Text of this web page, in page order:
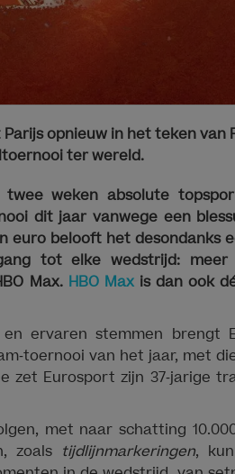
opnieuw in het teken van
ter wereld.
twee weken absolute
dit jaar vanwege een
euro belooft het desondanks
tot elke wedstrijd: meer
Max. HBO Maxis dan ook
ervaren stemmen brengt
van het jaar, met
zet Eurosport zijn 37‑jarige
met naar schatting
zoals tijdlijnmarkeringen,